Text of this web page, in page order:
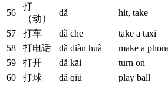
56
打
（动）
dǎ hit, take
57 打车 dǎ chē
take a taxi
58
打电话 dǎ diàn huà
make a
59
打开 dǎ kāi
turn on
60
打球 dǎ qiú
play ball